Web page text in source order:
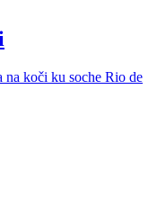
koči ku soche Rio de